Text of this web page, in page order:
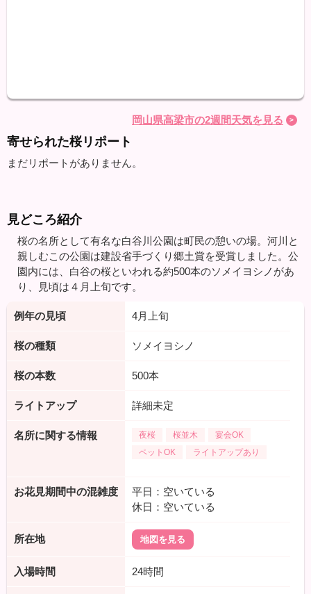
岡山県高梁市の2週間天気を見る
寄せられた桜リポート
まだリポートがありません。
見どころ紹介
桜の名所として有名な白谷川公園は町民の憩いの場。河川と
親しむこの公園は建設省手づくり郷土賞を受賞しました。公
園内には、白谷の桜といわれる約500本のソメイヨシノがあ
り、見頃は４月上旬です。
例年の見頃 4月上旬
桜の種類 ソメイヨシノ
桜の本数 500本
ライトアップ 詳細未定
名所に関する情報 夜桜 桜並木
宴会OK
ペットOK
ライトアップあり
お花見期間中の混雑度
平日：空いている
休日：空いている
所在地 地図を見る
入場時間 24時間